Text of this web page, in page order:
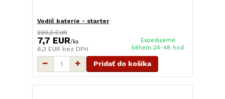
Vodič baterie - starter
220,2 EUR
7,7 EUR/ks
6,3 EUR bez DPH
Expedujeme
během 24-48 hod
Pridať do košíka